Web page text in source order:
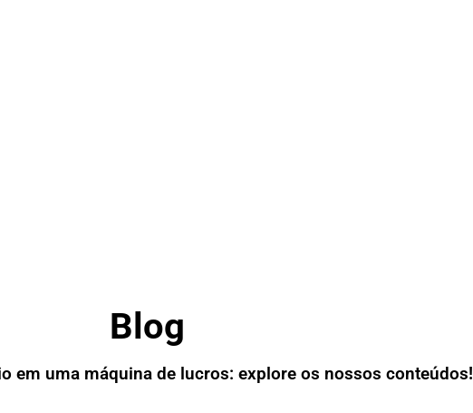
Blog
em uma máquina de lucros: explore os nossos conteúdos!